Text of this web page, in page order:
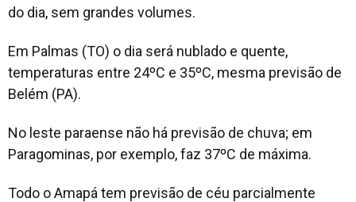
do dia, sem grandes volumes.
Em Palmas (TO) o dia será nublado e quente,
temperaturas entre 24ºC e 35ºC, mesma previsão de
Belém (PA).
No leste paraense não há previsão de chuva; em
Paragominas, por exemplo, faz 37ºC de máxima.
Todo o Amapá tem previsão de céu parcialmente